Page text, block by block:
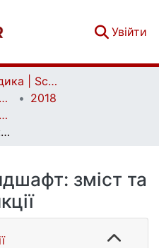
Увійти
Наукова періодика | Scientific periodicals
Вісник Київського національного університету імені Тараса Шевченка. Географія | Bulletin of Taras Shevchenko National University of Kyiv. Geography
2018
Вісник Київського національного університету імені Тараса Шевченка. Географія. Випуск 1 (70)
Сакральний ландшафт: зміст та функції
зміст та